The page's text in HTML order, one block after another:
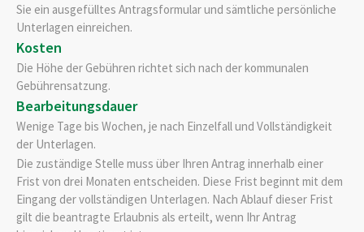
Sie ein ausgefülltes Antragsformular und sämtliche persönliche
Unterlagen einreichen.
Kosten
Die Höhe der Gebühren richtet sich nach der kommunalen
Gebührensatzung.
Bearbeitungsdauer
Wenige Tage bis Wochen, je nach Einzelfall und Vollständigkeit
der Unterlagen.
Die zuständige Stelle muss über Ihren Antrag innerhalb einer
Frist von drei Monaten entscheiden. Diese Frist beginnt mit dem
Eingang der vollständigen Unterlagen. Nach Ablauf dieser Frist
gilt die beantragte Erlaubnis als erteilt, wenn Ihr Antrag